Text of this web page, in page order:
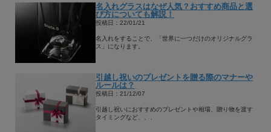
名入れグラスはなぜ人気？おすすめ商品と選
び方についても解説！
投稿日：22/01/21
名入れをすることで、「世界に一つだけのオリジナルグラ
ス」になります。
引越し祝いのプレゼントを贈る際のマナーや
ルールは？
投稿日：21/12/07
引越し祝いにおすすめのプレゼントや相場、贈り物を渡す
タイミングなど、、、